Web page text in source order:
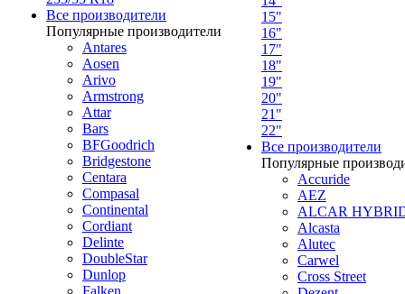
Все производители
Популярные производители
Antares
Aosen
Arivo
Armstrong
Attar
Bars
BFGoodrich
Bridgestone
Centara
Compasal
Continental
Cordiant
Delinte
DoubleStar
Dunlop
Falken
15"
16"
17"
18"
19"
20"
21"
22"
Все производители
Популярные
Accuride
AEZ
ALCAR
Alcasta
Alutec
Carwel
Cross Street